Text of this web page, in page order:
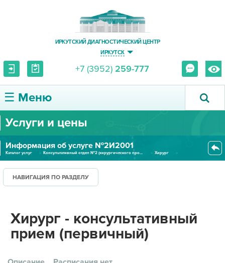
ИРКУТСКИЙ ДИАГНОСТИЧЕСКИЙ ЦЕНТР
ИРКУТСК
+7 (3952) 259-777
☰ Меню
О ЦЕНТРЕ
УСЛУГИ И ЦЕНЫ
ПАЦИЕНТУ
ПРАВОВАЯ ИНФОРМАЦИЯ
Услуги и цены
Информация об услуге №2И2001
Каталог услуг Консультативный отдел №2 (хирургического профиля)
Хирург
НАВИГАЦИЯ ПО РАЗДЕЛУ
Хирург - консультативный
прием (первичный)